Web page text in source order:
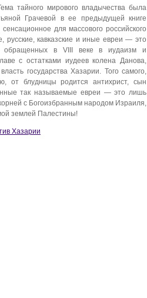
тайного мирового владычества была
Грачевой в ее предыдущей книге
для массового российского
русские, кавказские и иные евреи — это
обращенных в VIII веке в иудаизм и
с остатками иудеев колена Данова,
государства Хазарии. Того самого,
от блудницы родится антихрист, сын
так называемые евреи — это лишь
с Богоизбранным народом Израиля,
землей Палестины!
Хазарии